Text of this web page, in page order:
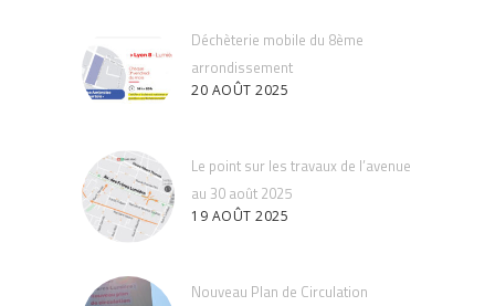
Déchèterie mobile du 8ème
arrondissement
20 AOÛT 2025
Le point sur les travaux de l’avenue
au 30 août 2025
19 AOÛT 2025
Nouveau Plan de Circulation